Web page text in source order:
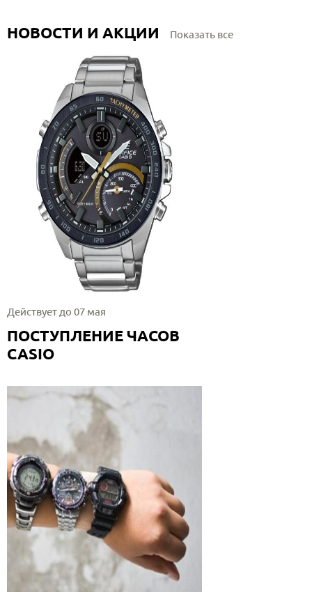
НОВОСТИ И АКЦИИ Показать все
Действует до 07 мая
ПОСТУПЛЕНИЕ ЧАСОВ
CASIO